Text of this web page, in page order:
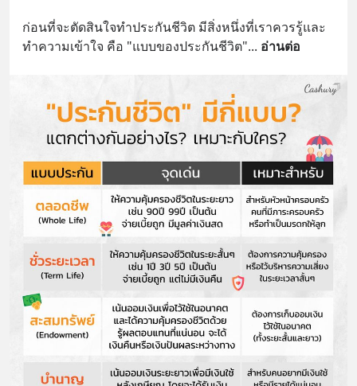
ก่อนที่จะตัดสินใจทำประกันชีวิต มีสิ่งหนึ่งที่เราควรรู้และ
ทำความเข้าใจ คือ "แบบของประกันชีวิต"... อ่านต่อ